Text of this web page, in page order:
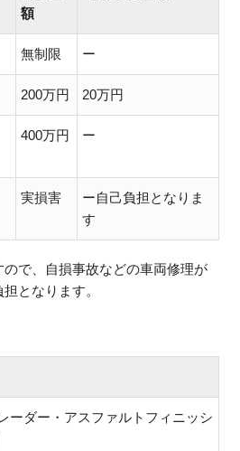
額
無制限 ー
200万円 20万円
400万円 ー
実損害
ー自己負担となりま
す
で、自損事故などの車両修理が
となります。
ーダー・アスファルトフィニッシ